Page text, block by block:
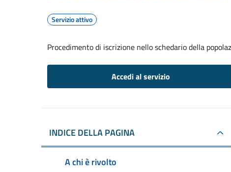
Servizio attivo
Procedimento di iscrizione nello schedario della
Accedi al servizio
INDICE DELLA PAGINA
A chi è rivolto